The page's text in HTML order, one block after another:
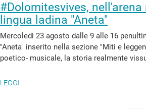
#Dolomitesvives,
lingua ladina "Aneta"
Mercoledì 23 agosto dalle 9 alle 16
"Aneta" inserito nella sezione "Miti e
poetico- musicale, la storia realmente
LEGGI